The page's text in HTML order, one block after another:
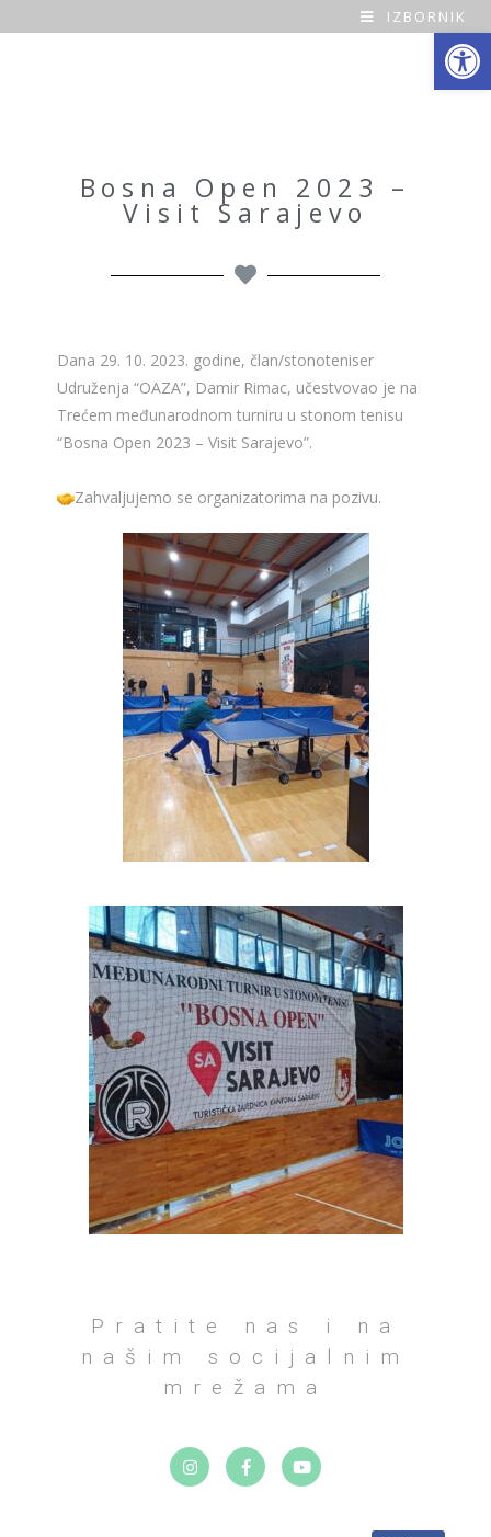
Open toolbar
O
IZBORNIK
Bosna Open 2023 –
Visit Sarajevo
Dana 29. 10. 2023. godine, član/stonoteniser
Udruženja “OAZA”, Damir Rimac, učestvovao je na
Trećem međunarodnom turniru u stonom tenisu
“Bosna Open 2023 – Visit Sarajevo”.
Zahvaljujemo se organizatorima na pozivu.
Pratite nas i na
našim socijalnim
mrežama